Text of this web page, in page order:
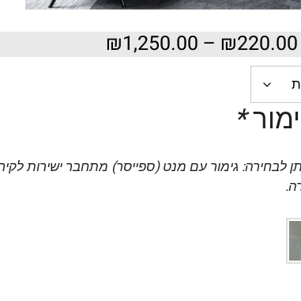
₪220.00
–
₪1,250.00
*
לבחירה: גימור עם מנט (ספייסר) מתחבר ישירות